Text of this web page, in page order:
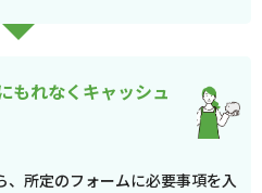
もれなくキャッシュ
、所定のフォームに必要事項を入